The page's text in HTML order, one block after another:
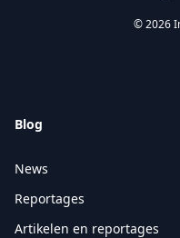
© 2026
Blog
News
Reportages
Artikelen en reportages